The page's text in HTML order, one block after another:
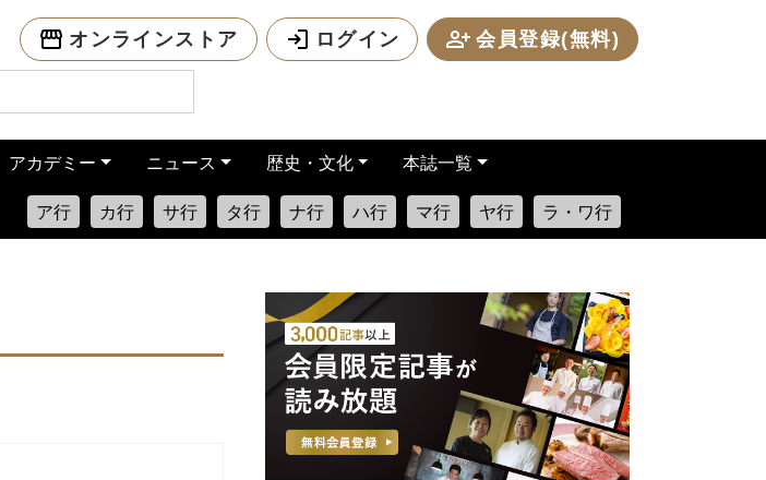
オンラインストア ログイン 会員登録(無料)
アカデミー ニュース 歴史・文化 本誌一覧
ア行 カ行 サ行 タ行 ナ行 ハ行 マ行 ヤ行 ラ・ワ行